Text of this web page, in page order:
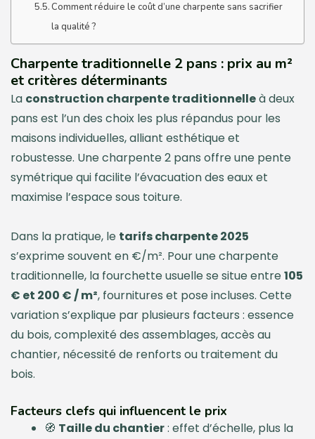
Comment réduire le coût d’une charpente sans sacrifier
la qualité ?
Charpente traditionnelle 2 pans : prix au m²
et critères déterminants
La construction charpente traditionnelleà deux
pans est l’un des choix les plus répandus pour les
maisons individuelles, alliant esthétique et
robustesse. Une charpente 2 pans offre une pente
symétrique qui facilite l’évacuation des eaux et
maximise l’espace sous toiture.
Dans la pratique, le tarifs charpente 2025
s’exprime souvent en €/m². Pour une charpente
traditionnelle, la fourchette usuelle se situe entre105
€ et 200 € / m², fournitures et pose incluses. Cette
variation s’explique par plusieurs facteurs : essence
du bois, complexité des assemblages, accès au
chantier, nécessité de renforts ou traitement du
bois.
Facteurs clefs qui influencent le prix
🧭 Taille du chantier: effet d’échelle, plus la